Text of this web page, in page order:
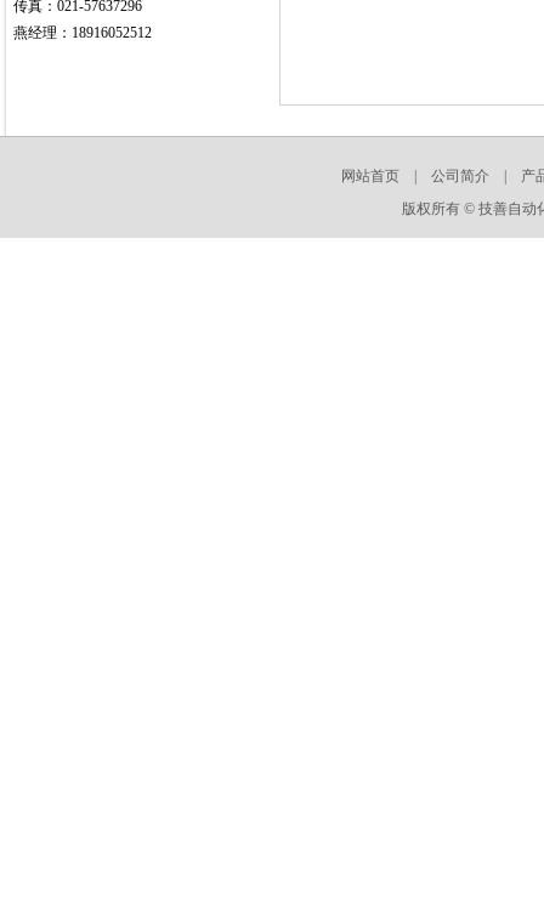
传真：021-57637296
燕经理：18916052512
网站首页 公司简介
产
版权所有 © 技善自